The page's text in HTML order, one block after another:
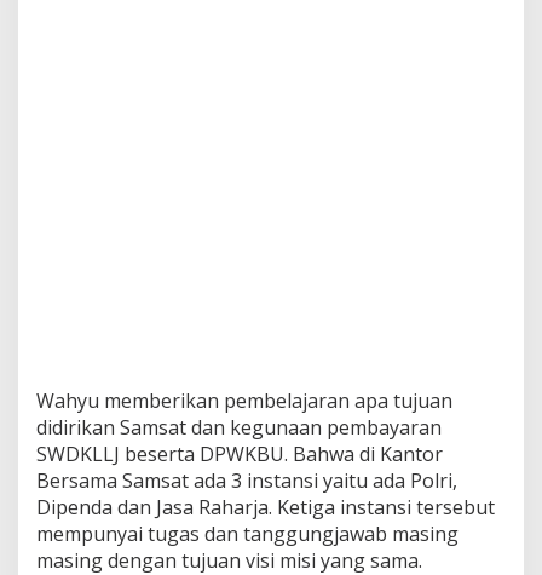
Wahyu memberikan pembelajaran apa tujuan
didirikan Samsat dan kegunaan pembayaran
SWDKLLJ beserta DPWKBU. Bahwa di Kantor
Bersama Samsat ada 3 instansi yaitu ada Polri,
Dipenda dan Jasa Raharja. Ketiga instansi tersebut
mempunyai tugas dan tanggungjawab masing
masing dengan tujuan visi misi yang sama.